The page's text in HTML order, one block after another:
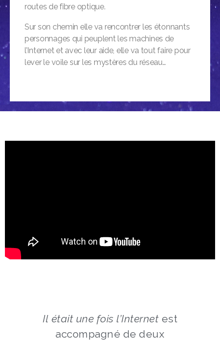
routes de fibre optique.
Sur son chemin elle va rencontrer les étonnants
personnages qui peuplent les machines de
l’Internet et avec leur aide, elle va tout faire pour
lever le voile sur les mystères du réseau…
Il était une fois l’Internet est
accompagné de deux